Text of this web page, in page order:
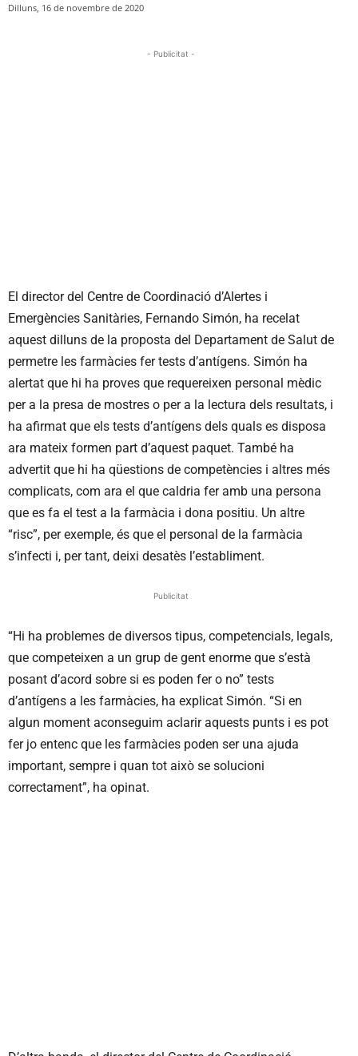
Dilluns, 16 de novembre de 2020
- Publicitat -
El director del Centre de Coordinació d’Alertes i
Emergències Sanitàries, Fernando Simón, ha recelat
aquest dilluns de la proposta del Departament de Salut de
permetre les farmàcies fer tests d’antígens. Simón ha
alertat que hi ha proves que requereixen personal mèdic
per a la presa de mostres o per a la lectura dels resultats, i
ha afirmat que els tests d’antígens dels quals es disposa
ara mateix formen part d’aquest paquet. També ha
advertit que hi ha qüestions de competències i altres més
complicats, com ara el que caldria fer amb una persona
que es fa el test a la farmàcia i dona positiu. Un altre
“risc”, per exemple, és que el personal de la farmàcia
s’infecti i, per tant, deixi desatès l’establiment.
Publicitat
“Hi ha problemes de diversos tipus, competencials, legals,
que competeixen a un grup de gent enorme que s’està
posant d’acord sobre si es poden fer o no” tests
d’antígens a les farmàcies, ha explicat Simón. “Si en
algun moment aconseguim aclarir aquests punts i es pot
fer jo entenc que les farmàcies poden ser una ajuda
important, sempre i quan tot això se solucioni
correctament”, ha opinat.